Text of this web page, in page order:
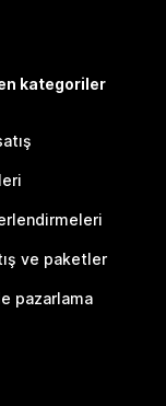
kategoriler
ve paketler
pazarlama